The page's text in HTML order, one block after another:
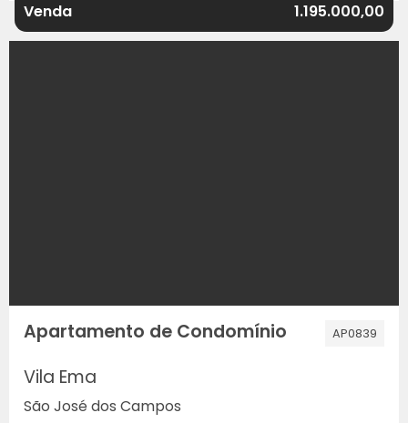
Venda 1.195.000,00
Apartamento de Condomínio AP0839
Vila Ema
São José dos Campos